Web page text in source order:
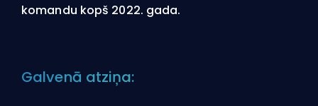
komandu kopš 2022. gada.
Galvenā atziņa: